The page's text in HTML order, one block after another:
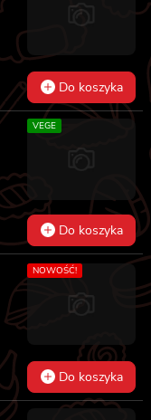
Do koszyka
VEGE
Do koszyka
NOWOŚĆ!
Do koszyka